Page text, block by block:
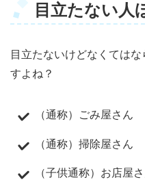
目立たない人
目立たないけどなくては
すよね？
（通称）ごみ屋さん
（通称）掃除屋さん
（子供通称）お店屋